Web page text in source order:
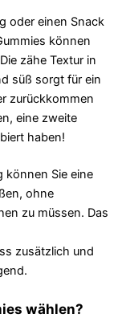
oder einen Snack
können
zähe Textur in
süß sorgt für ein
zurückkommen
eine zweite
haben!
können Sie eine
ohne
zu müssen. Das
zusätzlich und
wählen?